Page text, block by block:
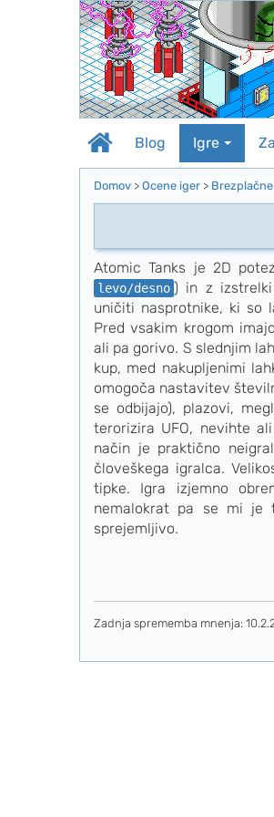
Blog Igre
Domov > Ocene iger >
Atomic Tanks je 2D
levo/desno ) in z
uničiti nasprotnike, ki so
Pred vsakim krogom
ali pa gorivo. S slednjim
kup, med nakupljenimi
omogoča nastavitev
se odbijajo), plazovi,
terorizira UFO, nevihte
način je praktično
človeškega igralca.
tipke. Igra izjemno
nemalokrat pa se mi je
sprejemljivo.
Zadnja sprememba mnenja: